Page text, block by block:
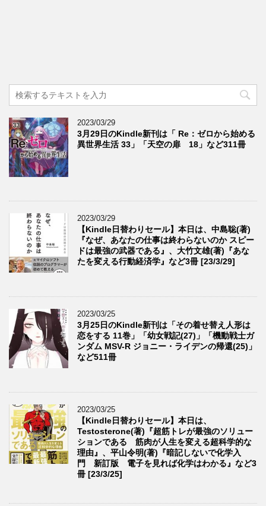
2023/03/29
3月29日のKindle新刊は「 Re：ゼロから始める
異世界生活 33」「天空の扉 18」など311冊
2023/03/29
【Kindle日替わりセール】本日は、中島聡(著)
『なぜ、あなたの仕事は終わらないのか スピー
ドは最強の武器である』、大竹文雄(著)『あな
たを変える行動経済学』など3冊 [23/3/29]
2023/03/25
3月25日のKindle新刊は「その着せ替え人形は
恋をする 11巻」「幼女戦記(27)」「機動戦士ガ
ンダム MSV-R ジョニー・ライデンの帰還(25)」
など511冊
2023/03/25
【Kindle日替わりセール】本日は、
Testosterone(著)『超筋トレが最強のソリュー
ションである 筋肉が人生を変える超科学的な
理由』、平山令明(著)『暗記しないで化学入
門 新訂版 電子を見れば化学はわかる』など3
冊 [23/3/25]